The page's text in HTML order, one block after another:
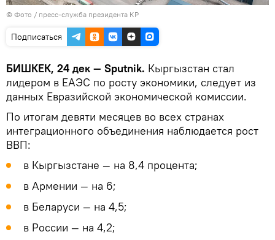
© Фото / пресс-служба президента КР
Подписаться
БИШКЕК, 24 дек — Sputnik. Кыргызстан стал
лидером в ЕАЭС по росту экономики, следует из
данных Евразийской экономической комиссии.
По итогам девяти месяцев во всех странах
интеграционного объединения наблюдается рост
ВВП:
в Кыргызстане — на 8,4 процента;
в Армении — на 6;
в Беларуси — на 4,5;
в России — на 4,2;